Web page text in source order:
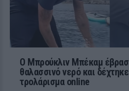
Ο Μπρούκλιν Μπέκαμ
θαλασσινό νερό και
τρολάρισμα online